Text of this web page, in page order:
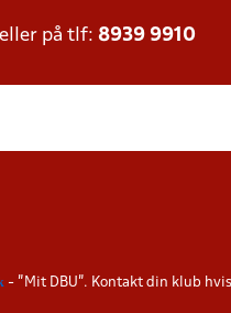
eller på tlf: 8939 9910
- "Mit DBU". Kontakt din klub